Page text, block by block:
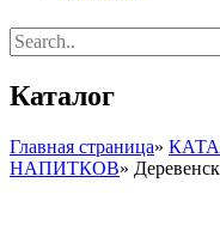
Каталог
Главная страница»
НАПИТКОВ»